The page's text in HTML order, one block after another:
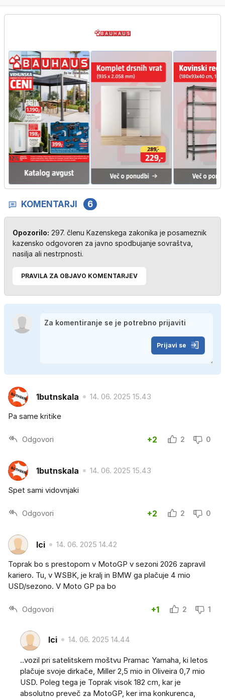
KOMENTARJI 6
Opozorilo: 297. členu Kazenskega zakonika je posameznik
kazensko odgovoren za javno spodbujanje sovraštva,
nasilja ali nestrpnosti.
PRAVILA ZA OBJAVO KOMENTARJEV
Prijavi se
1butnskala 14. 06. 2025 15.43
Pa same kritike
Odgovori +2 2 0
1butnskala 14. 06. 2025 15.43
Spet sami vidovnjaki
Odgovori +2 2 0
Ici 14. 06. 2025 14.42
Toprak bo s prestopom v MotoGP v sezoni 2026 zapravil
kariero. Tu, v WSBK, je kralj in BMW ga plačuje 4 mio
USD/sezono. V Moto GP pa bo
Odgovori +1 2 1
Ici 14. 06. 2025 14.44
..vozil pri satelitskem moštvu Pramac Yamaha, ki letos
plačuje svoje dirkače, Miller 2,5 mio in Oliveira 0,7 mio
USD. Poleg tega je Toprak visok 182 cm, kar je
absolutno preveč za MotoGP, ker ima konkurenca,